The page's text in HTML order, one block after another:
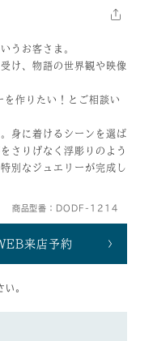
うお客さま。
け、物語の世界観や映像
作りたい！とご相談い
身に着けるシーンを選ば
さりげなく浮彫りのよう
別なジュエリーが完成し
商品型番：DODF-1214
来店予約
。